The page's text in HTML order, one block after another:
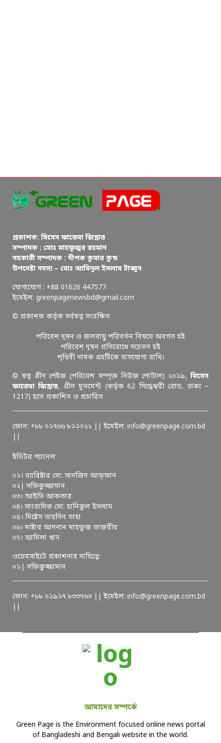
প্রকাশক: মিসেস ফাতেমা জিন্নাত
সম্পাদক : মোঃ মাহফুজুর রহমান
সহকারী সম্পাদক : দীপক কুমার কুন্ড
উপদেষ্টা সদস্য – মোঃ আমিনুল ইসলাম টাব্বুস
যোগাযোগ : +88 01626 447577
ইমেইল: greenpagenewsbd@gmail.com
© প্রকাশক কর্তৃক সর্বস্বত্ব সংরক্ষিত
পরিবেশ দূষন ও জলবায়ু পরিবর্তন বিষয়ে অবগত হই
পরিবেশ দূষন প্রতিরোধে সচেতন হই
পৃথিবী নামক গ্রহটিকে বাসযোগ্য রাখি।
© স্বত্ব গ্রীন পেইজ (পরিবেশ সম্পৃক্ত নিউজ পোর্টাল) ২০১৯, মিসেস
ফাতেমা জিন্নাত, গ্রীন মুভমেন্ট (কর্তৃক 62 সিদ্ধেশ্বরী রোড, ঢাকা –
1217) হতে প্রকাশিত ও প্রচারিত
ফোন: +৮৮ ০১৭৬৬ ৮১১০২২ || ইমেইল: info@greenpage.com.bd
ইডিটর প্যানেল:
০১। ব্যারিষ্টার মো: সানজিদ আফ্ফান
০২| সফিকুজ্জামান
০৩। আইভি আকতার
০৪। সাংবাদিক মো: হানিকুল ইসলাম
০৫। মিষ্টেস তাহসিন তাহা
০৬। মাষ্টার আদনান মাহফুজ তাজবীর
০৭। আমিলা খান
ওয়েবসাইটে প্রকাশনার দায়িত্বে:
০১| সফিকুজ্জামান
ফোন: +৮৮ ০১৯১৭ ৮৩৩৭৬৩ || ইমেইল: info@greenpage.com.bd
আমাদের সম্পর্কে
Green Page is the Environment focused online news portal
of Bangladeshi and Bengali website in the world.